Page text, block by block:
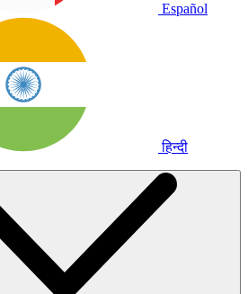
Español
हिन्दी